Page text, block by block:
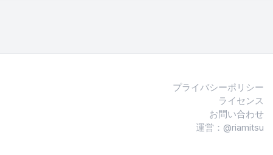
プライバシーポリシー
ライセンス
お問い合わせ
運営：@riamitsu